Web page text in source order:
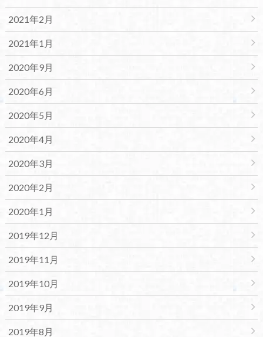
2021年2月
2021年1月
2020年9月
2020年6月
2020年5月
2020年4月
2020年3月
2020年2月
2020年1月
2019年12月
2019年11月
2019年10月
2019年9月
2019年8月